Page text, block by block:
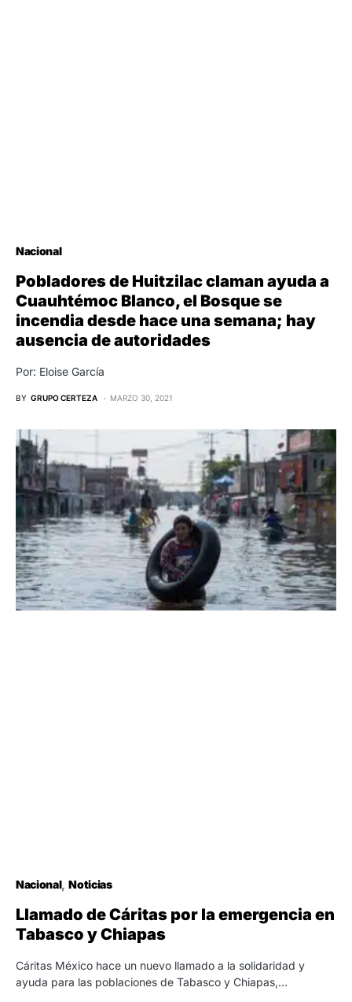
Nacional
Pobladores de Huitzilac claman ayuda a
Cuauhtémoc Blanco, el Bosque se
incendia desde hace una semana; hay
ausencia de autoridades
Por: Eloise García
BY GRUPO CERTEZA MARZO 30, 2021
Nacional Noticias
Llamado de Cáritas por la emergencia en
Tabasco y Chiapas
Cáritas México hace un nuevo llamado a la solidaridad y
ayuda para las poblaciones de Tabasco y Chiapas,…